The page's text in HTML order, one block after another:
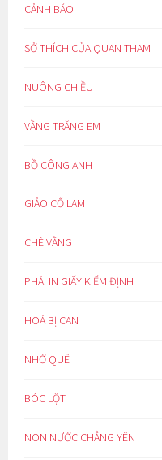
CẢNH BÁO
SỞ THÍCH CỦA QUAN THAM
NUÔNG CHIỀU
VẦNG TRĂNG EM
BỒ CÔNG ANH
GIẢO CỔ LAM
CHÈ VẰNG
PHẢI IN GIẤY KIỂM ĐỊNH
HOÁ BỊ CAN
NHỚ QUÊ
BÓC LỘT
NON NƯỚC CHẲNG YÊN